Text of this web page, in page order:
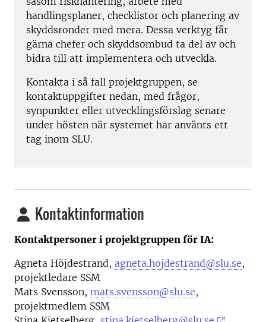
handlingsplaner, checklistor och planering av
skyddsronder med mera. Dessa verktyg får
gärna chefer och skyddsombud ta del av och
bidra till att implementera och utveckla.
Kontakta i så fall projektgruppen, se
kontaktuppgifter nedan, med frågor,
synpunkter eller utvecklingsförslag senare
under hösten när systemet har använts ett
tag inom SLU.
Kontaktinformation
Kontaktpersoner i projektgruppen för IA:
Agneta Höjdestrand, agneta.hojdestrand@slu.se,
projektledare SSM
Mats Svensson, mats.svensson@slu.se,
projektmedlem SSM